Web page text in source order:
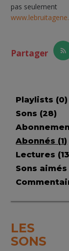
pas seulement
Partager
Playlists (0)
Sons (28)
Abonnés (1)
Lectures (
Sons aimés
LES
SONS